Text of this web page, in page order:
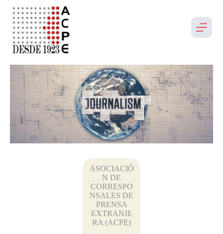
ASOCIACIÓ
N DE
CORRESPO
NSALES DE
PRENSA
EXTRANJE
RA (ACPE)